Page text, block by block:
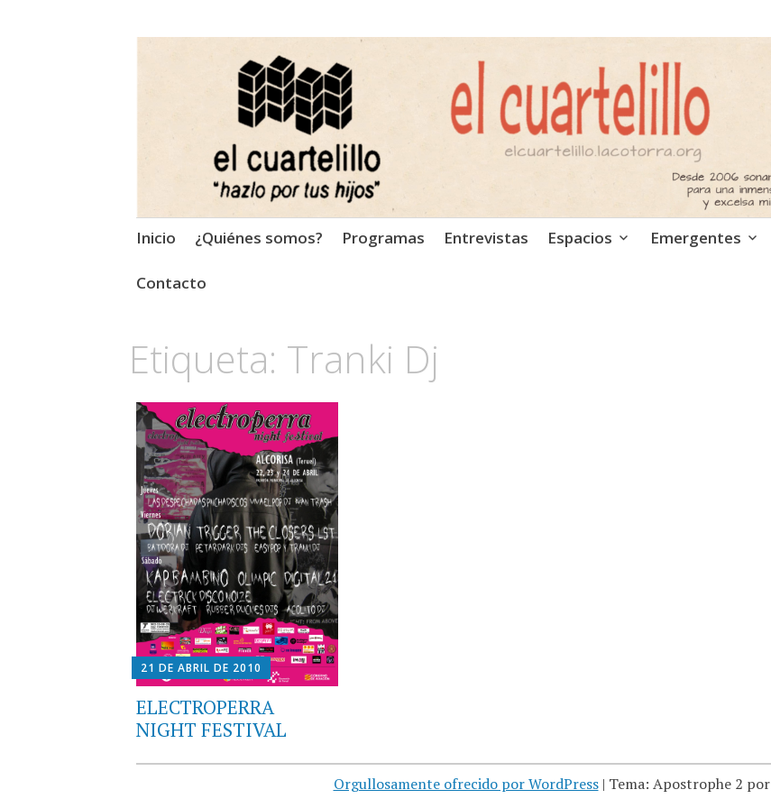
El Cuartelillo
Programa de radio de música independiente. Podcast
Saltar
contenido
Inicio ¿Quiénes somos? Programas Entrevistas Espacios Emergentes
Contacto
Etiqueta: Tranki Dj
21 DE ABRIL DE 2010
ELECTROPERRA
NIGHT FESTIVAL
Orgullosamente ofrecido por WordPress | Tema: Apostrophe 2 por